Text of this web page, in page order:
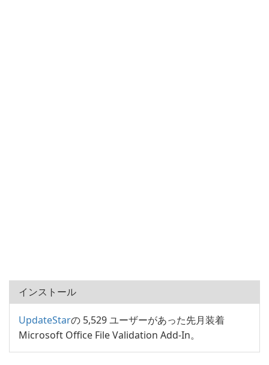
インストール
UpdateStarの 5,529 ユーザーがあった先月装着
Microsoft Office File Validation Add-In。